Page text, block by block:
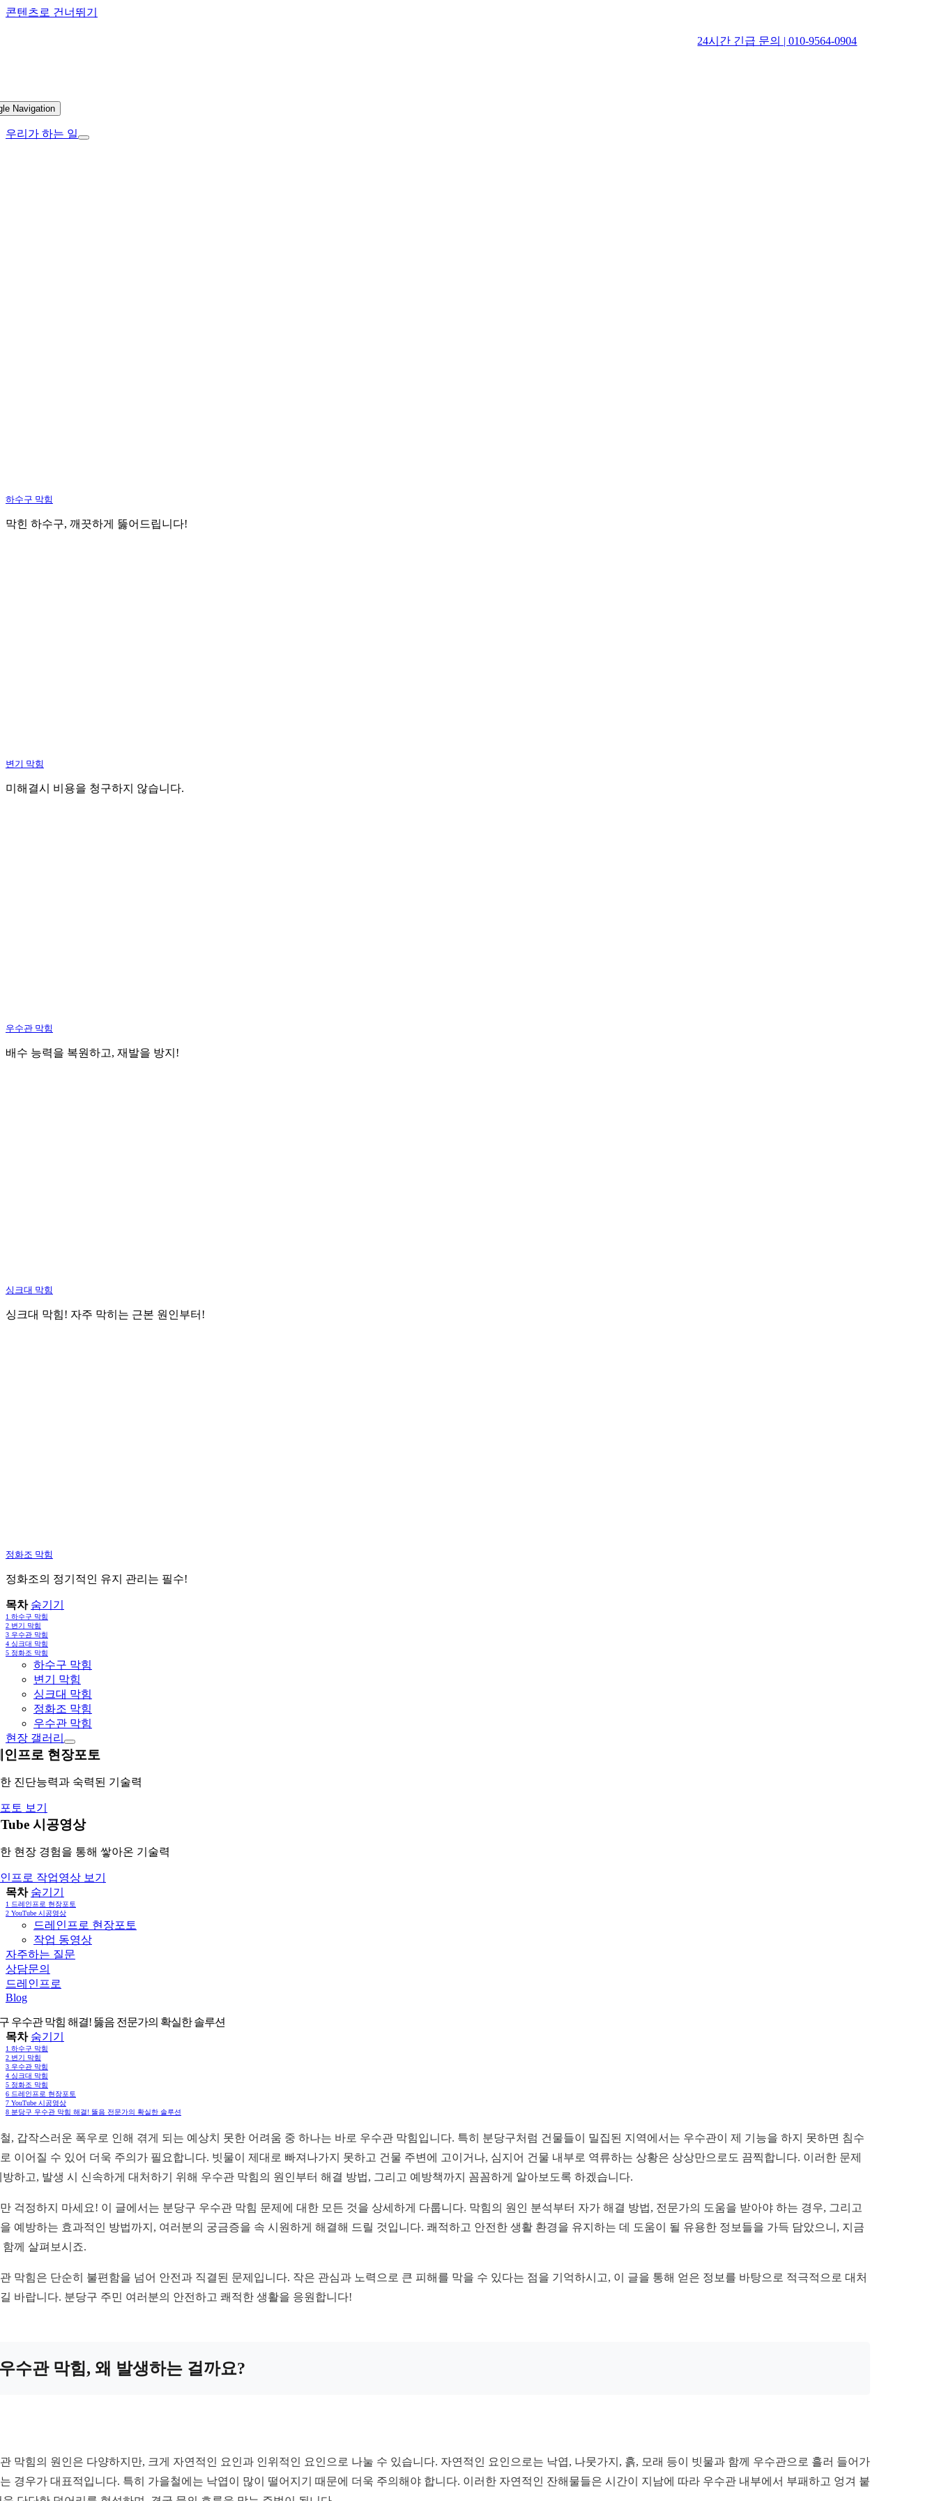
콘텐츠로 건너뛰기
24시간 긴급 문의 | 010-9564-0904
Navigation
우리가 하는 일
하수구 막힘
막힌 하수구, 깨끗하게 뚫어드립니다!
변기 막힘
미해결시 비용을 청구하지 않습니다.
우수관 막힘
배수 능력을 복원하고, 재발을 방지!
싱크대 막힘
싱크대 막힘! 자주 막히는 근본 원인부터!
정화조 막힘
정화조의 정기적인 유지 관리는 필수!
목차 숨기기
1 하수구 막힘
2 변기 막힘
3 우수관 막힘
4 싱크대 막힘
5 정화조 막힘
하수구 막힘
변기 막힘
싱크대 막힘
정화조 막힘
우수관 막힘
현장 갤러리
인프로 현장포토
진단능력과 숙력된 기술력
토 보기
시공영상
현장 경험을 통해 쌓아온 기술력
프로 작업영상 보기
목차 숨기기
1 드레인프로 현장포토
2 YouTube 시공영상
드레인프로 현장포토
작업 동영상
자주하는 질문
상담문의
드레인프로
Blog
우수관 막힘 해결! 뚫음 전문가의 확실한 솔루션
목차 숨기기
1 하수구 막힘
2 변기 막힘
3 우수관 막힘
4 싱크대 막힘
5 정화조 막힘
6 드레인프로 현장포토
7 YouTube 시공영상
8 분당구 우수관 막힘 해결! 뚫음 전문가의 확실한 솔루션
, 갑작스러운 폭우로 인해 겪게 되는 예상치 못한 어려움 중 하나는 바로 우수관 막힘입니다. 특히 분당구처럼 건물들이 밀집된 지역에서는 우수관이 제 기능을 하지 못하면 침수
이어질 수 있어 더욱 주의가 필요합니다. 빗물이 제대로 빠져나가지 못하고 건물 주변에 고이거나, 심지어 건물 내부로 역류하는 상황은 상상만으로도 끔찍합니다. 이러한 문제
방하고, 발생 시 신속하게 대처하기 위해 우수관 막힘의 원인부터 해결 방법, 그리고 예방책까지 꼼꼼하게 알아보도록 하겠습니다.
걱정하지 마세요! 이 글에서는 분당구 우수관 막힘 문제에 대한 모든 것을 상세하게 다룹니다. 막힘의 원인 분석부터 자가 해결 방법, 전문가의 도움을 받아야 하는 경우, 그리고
예방하는 효과적인 방법까지, 여러분의 궁금증을 속 시원하게 해결해 드릴 것입니다. 쾌적하고 안전한 생활 환경을 유지하는 데 도움이 될 유용한 정보들을 가득 담았으니, 지금
함께 살펴보시죠.
막힘은 단순히 불편함을 넘어 안전과 직결된 문제입니다. 작은 관심과 노력으로 큰 피해를 막을 수 있다는 점을 기억하시고, 이 글을 통해 얻은 정보를 바탕으로 적극적으로 대처
바랍니다. 분당구 주민 여러분의 안전하고 쾌적한 생활을 응원합니다!
수관 막힘, 왜 발생하는 걸까요?
막힘의 원인은 다양하지만, 크게 자연적인 요인과 인위적인 요인으로 나눌 수 있습니다. 자연적인 요인으로는 낙엽, 나뭇가지, 흙, 모래 등이 빗물과 함께 우수관으로 흘러 들어가
경우가 대표적입니다. 특히 가을철에는 낙엽이 많이 떨어지기 때문에 더욱 주의해야 합니다. 이러한 자연적인 잔해물들은 시간이 지남에 따라 우수관 내부에서 부패하고 엉겨 붙